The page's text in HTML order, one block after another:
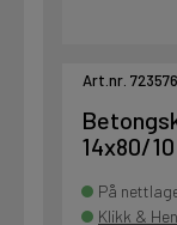
Art.nr.
14x80/10
På
Klikk &